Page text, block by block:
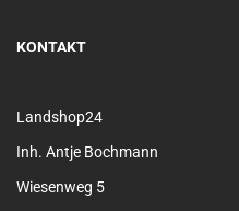
KONTAKT
Landshop24
Inh. Antje Bochmann
Wiesenweg 5